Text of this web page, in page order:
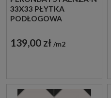
33X33 PŁYTKA
PODŁOGOWA
139,00 zł m2